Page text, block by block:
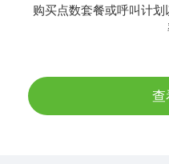
购买点数套餐或呼叫计
查